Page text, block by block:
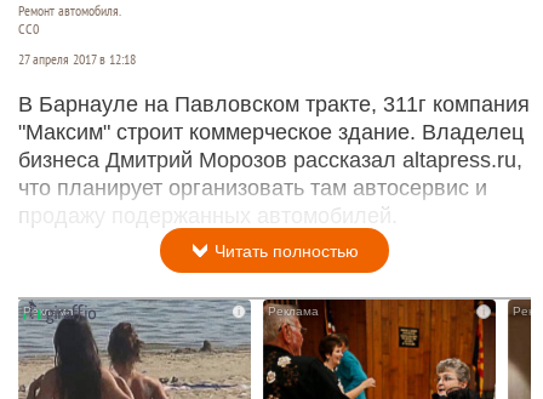
Ремонт автомобиля.
СС0
27 апреля 2017 в 12:18
В Барнауле на Павловском тракте, 311г компания
"Максим" строит коммерческое здание. Владелец
бизнеса Дмитрий Морозов рассказал altapress.ru,
что планирует организовать там автосервис и
продажу подержанных автомобилей.
Читать полностью
i